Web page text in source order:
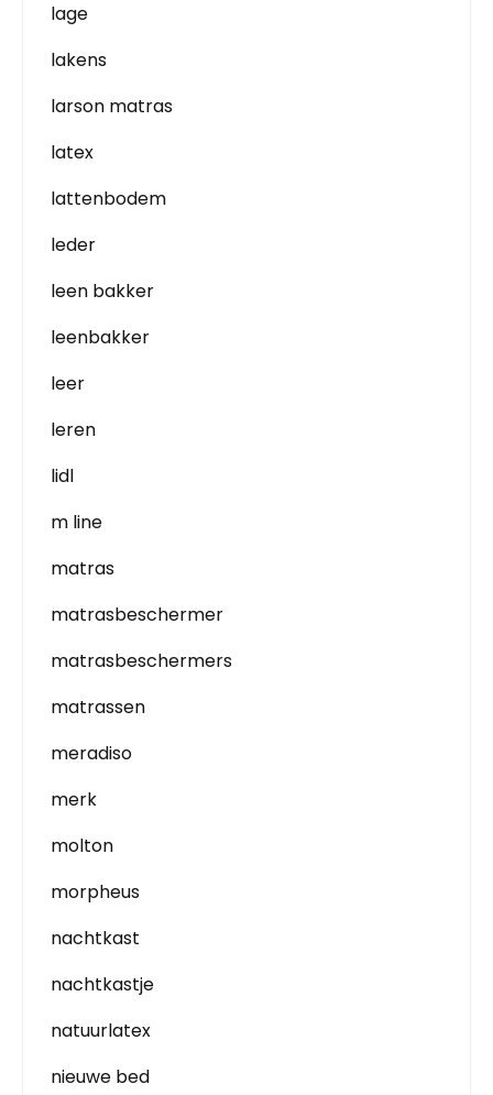
lage
lakens
larson matras
latex
lattenbodem
leder
leen bakker
leenbakker
leer
leren
lidl
m line
matras
matrasbeschermer
matrasbeschermers
matrassen
meradiso
merk
molton
morpheus
nachtkast
nachtkastje
natuurlatex
nieuwe bed